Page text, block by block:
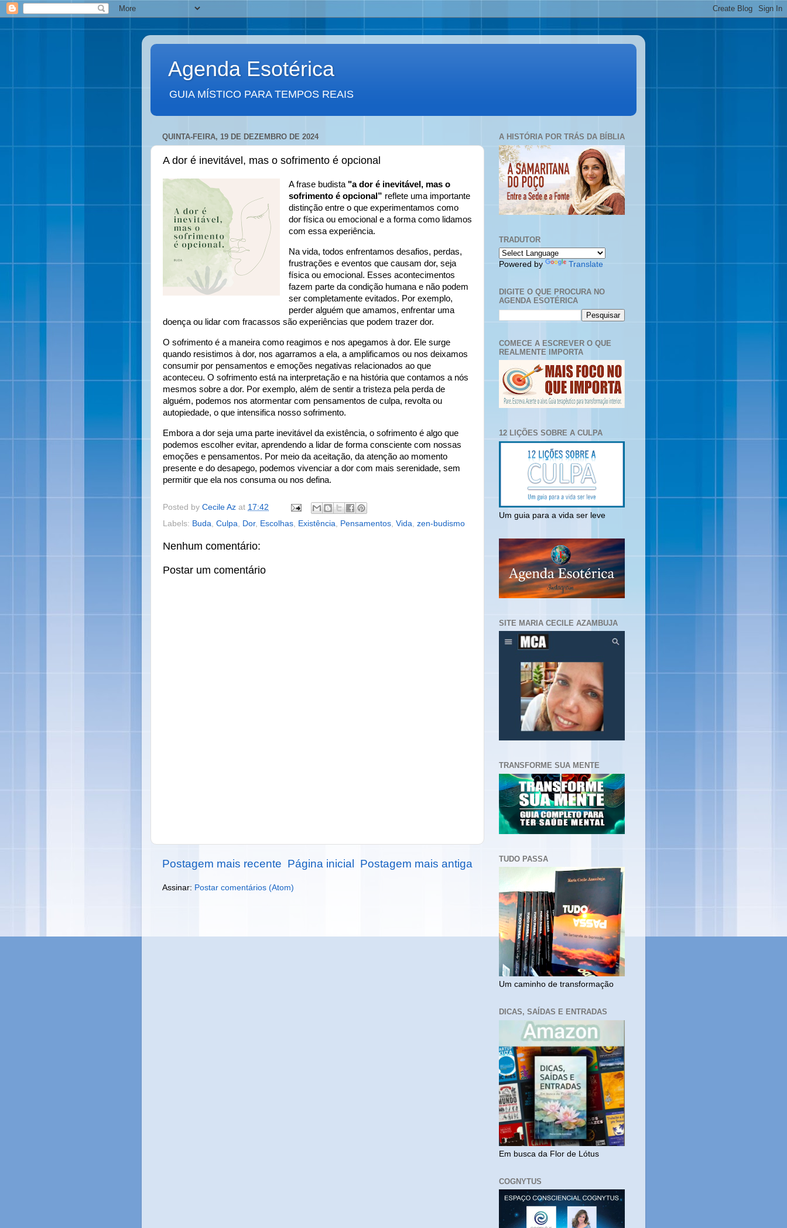
Agenda Esotérica
GUIA MÍSTICO PARA TEMPOS REAIS
QUINTA-FEIRA, 19 DE DEZEMBRO DE 2024
A dor é inevitável, mas o sofrimento é opcional
A frase budista "a dor é inevitável, mas o
sofrimento é opcional” reflete uma importante
distinção entre o que experimentamos como
dor física ou emocional e a forma como lidamos
com essa experiência.
Na vida, todos enfrentamos desafios, perdas,
frustrações e eventos que causam dor, seja
física ou emocional. Esses acontecimentos
fazem parte da condição humana e não podem
ser completamente evitados. Por exemplo,
perder alguém que amamos, enfrentar uma
doença ou lidar com fracassos são experiências que podem trazer dor.
O sofrimento é a maneira como reagimos e nos apegamos à dor. Ele surge
quando resistimos à dor, nos agarramos a ela, a amplificamos ou nos deixamos
consumir por pensamentos e emoções negativas relacionados ao que
aconteceu. O sofrimento está na interpretação e na história que contamos a nós
mesmos sobre a dor. Por exemplo, além de sentir a tristeza pela perda de
alguém, podemos nos atormentar com pensamentos de culpa, revolta ou
autopiedade, o que intensifica nosso sofrimento.
Embora a dor seja uma parte inevitável da existência, o sofrimento é algo que
podemos escolher evitar, aprendendo a lidar de forma consciente com nossas
emoções e pensamentos. Por meio da aceitação, da atenção ao momento
presente e do desapego, podemos vivenciar a dor com mais serenidade, sem
permitir que ela nos consuma ou nos defina.
Posted by Cecile Az at 17:42
Labels: Buda Culpa Dor, Escolhas Existência Pensamentos Vida zen-budismo
Nenhum comentário:
Postar um comentário
Postagem mais recente Postagem mais antiga
Página inicial
Assinar: Postar comentários (Atom)
A HISTÓRIA POR TRÁS DA BÍBLIA
TRADUTOR
Powered by Translate
DIGITE O QUE PROCURA NO
AGENDA ESOTÉRICA
COMECE A ESCREVER O QUE
REALMENTE IMPORTA
12 LIÇÕES SOBRE A CULPA
Um guia para a vida ser leve
SITE MARIA CECILE AZAMBUJA
TRANSFORME SUA MENTE
TUDO PASSA
Um caminho de transformação
DICAS, SAÍDAS E ENTRADAS
Em busca da Flor de Lótus
COGNYTUS